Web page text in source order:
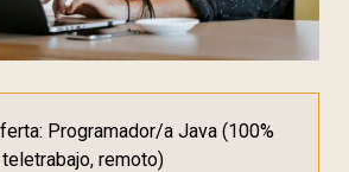
Programador/a Java (100%
teletrabajo, remoto)